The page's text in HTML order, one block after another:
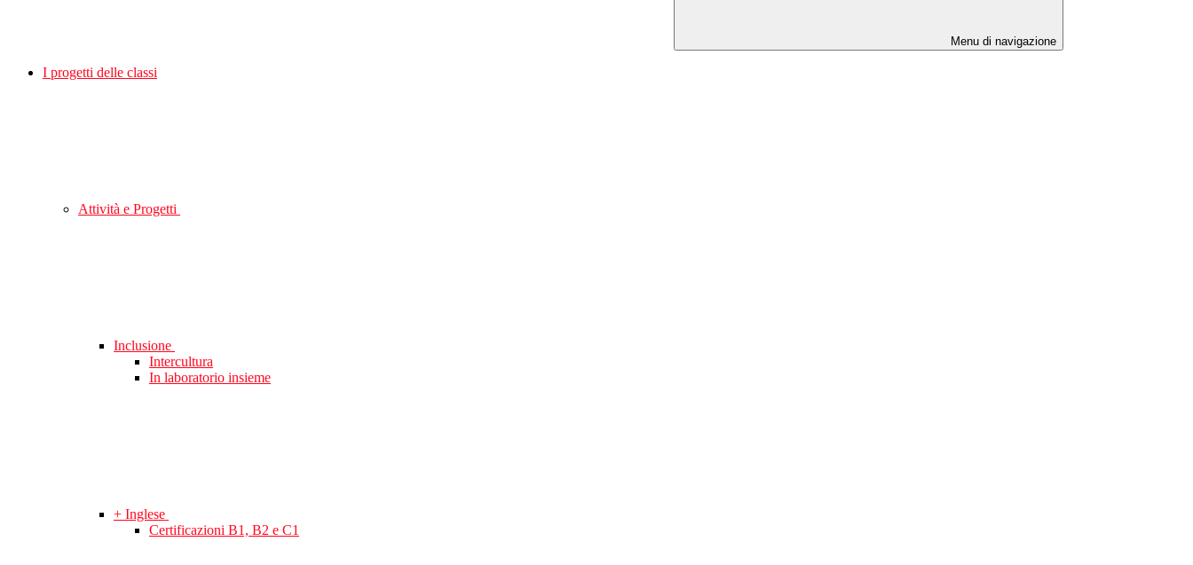
Menu di navigazione
I progetti delle classi
Attività e Progetti
Inclusione
Intercultura
In laboratorio insieme
+ Inglese
Certificazioni B1, B2 e C1